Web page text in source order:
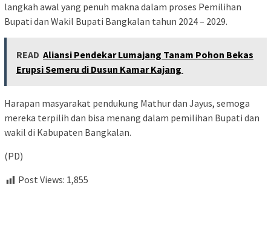
langkah awal yang penuh makna dalam proses Pemilihan
Bupati dan Wakil Bupati Bangkalan tahun 2024 – 2029.
READ Aliansi Pendekar Lumajang Tanam Pohon Bekas
Erupsi Semeru di Dusun Kamar Kajang
Harapan masyarakat pendukung Mathur dan Jayus, semoga
mereka terpilih dan bisa menang dalam pemilihan Bupati dan
wakil di Kabupaten Bangkalan.
(PD)
Post Views: 1,855